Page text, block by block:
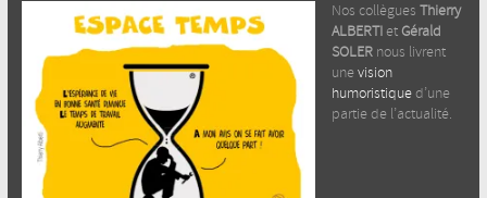
Nos collègues Thierry
ALBERTIet Gérald
SOLER nous livrent
une vision
humoristiqued’une
partie de l’actualité.